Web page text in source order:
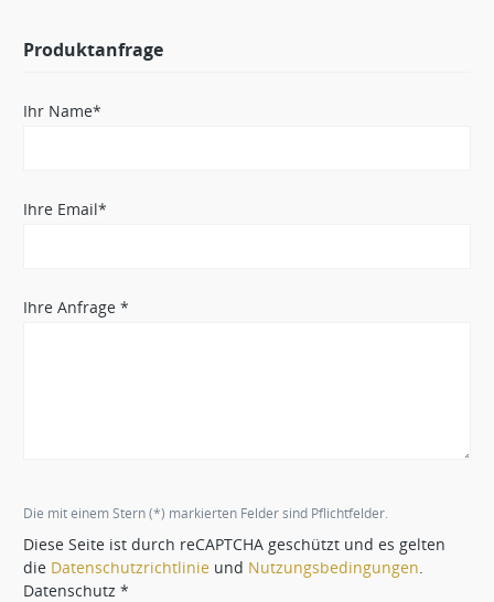
Produktanfrage
Ihr Name*
Ihre Email*
Ihre Anfrage *
Die mit einem Stern (*) markierten Felder sind Pflichtfelder.
Diese Seite ist durch reCAPTCHA geschützt und es gelten
die Datenschutzrichtlinie und Nutzungsbedingungen.
Datenschutz *